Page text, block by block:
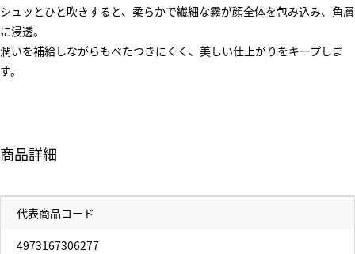
シュッとひと吹きすると、柔らかで繊細な霧が顔全体を包み込み、角層
に浸透。
潤いを補給しながらもべたつきにくく、美しい仕上がりをキープしま
す。
商品詳細
代表商品コード
4973167306277